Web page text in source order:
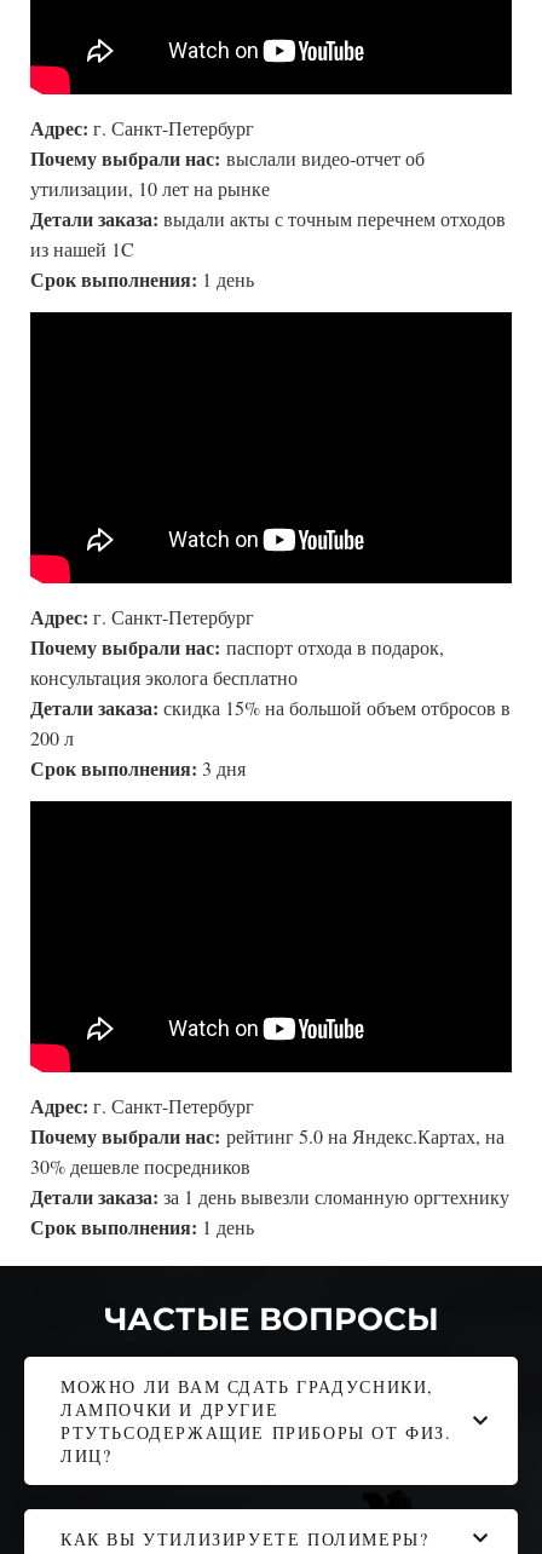
Адрес: г. Санкт-Петербург
Почему выбрали нас: выслали видео-отчет об
утилизации, 10 лет на рынке
Детали заказа: выдали акты с точным перечнем отходов
из нашей 1C
Срок выполнения: 1 день
Адрес: г. Санкт-Петербург
Почему выбрали нас: паспорт отхода в подарок,
консультация эколога бесплатно
Детали заказа: скидка 15% на большой объем отбросов в
200 л
Срок выполнения: 3 дня
Адрес: г. Санкт-Петербург
Почему выбрали нас: рейтинг 5.0 на Яндекс.Картах, на
30% дешевле посредников
Детали заказа: за 1 день вывезли сломанную оргтехнику
Срок выполнения: 1 день
ЧАСТЫЕ ВОПРОСЫ
МОЖНО ЛИ ВАМ СДАТЬ ГРАДУСНИКИ,
ЛАМПОЧКИ И ДРУГИЕ
РТУТЬСОДЕРЖАЩИЕ ПРИБОРЫ ОТ ФИЗ.
ЛИЦ?
КАК ВЫ УТИЛИЗИРУЕТЕ ПОЛИМЕРЫ?